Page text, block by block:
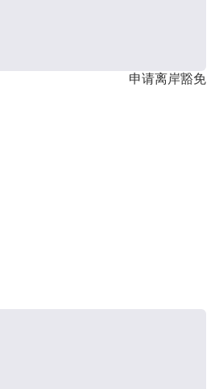
申请离岸豁免